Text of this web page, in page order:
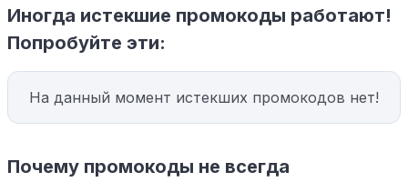
Иногда истекшие промокоды работают!
Попробуйте эти:
На данный момент истекших промокодов нет!
Почему промокоды не всегда